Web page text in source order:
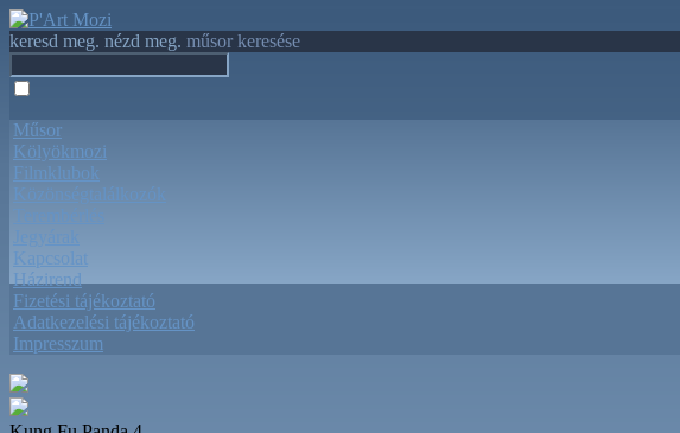
keresd meg. nézd meg. műsor keresése
Műsor
Kölyökmozi
Filmklubok
Közönségtalálkozók
Kapcsolat
Házirend
Fizetési tájékoztató
Adatkezelési tájékoztató
Impresszum